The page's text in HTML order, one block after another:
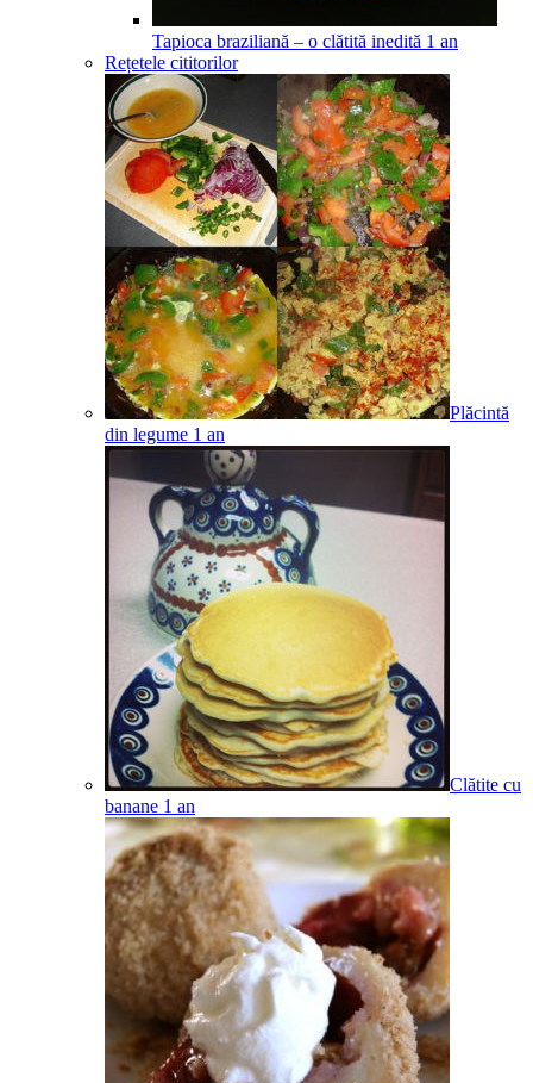
Tapioca braziliană – o clătită inedită 1 an
Rețetele cititorilor
Plăcintă
din legume 1 an
Clătite cu
banane 1 an